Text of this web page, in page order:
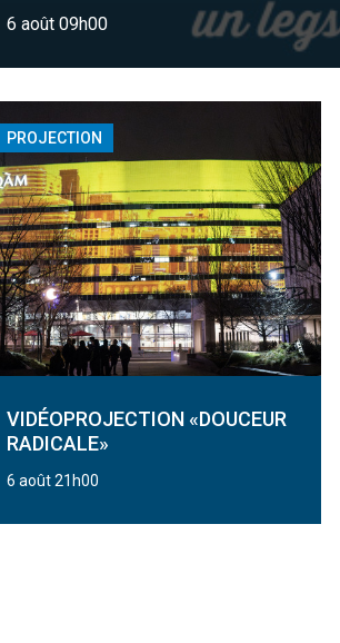
6 août 09h00
PROJECTION
VIDÉOPROJECTION «DOUCEUR
RADICALE»
6 août 21h00